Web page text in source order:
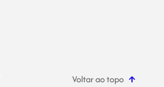
Voltar ao topo